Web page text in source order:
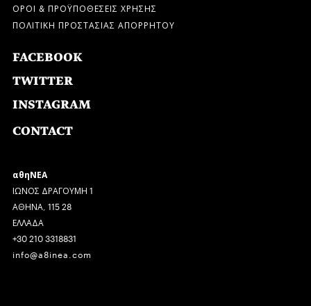
ΟΡΟΙ & ΠΡΟΫΠΟΘΕΣΕΙΣ ΧΡΗΣΗΣ
ΠΟΛΙΤΙΚΗ ΠΡΟΣΤΑΣΙΑΣ ΑΠΟΡΡΗΤΟΥ
FACEBOOK
TWITTER
INSTAGRAM
CONTACT
αθηΝΕΑ
ΙΩΝΟΣ ΔΡΑΓΟΥΜΗ 1
ΑΘΗΝΑ, 115 28
ΕΛΛΑΔΑ
+30 210 3318831
info@a8inea.com